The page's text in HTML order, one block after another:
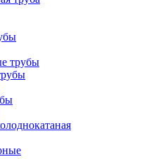
трубы